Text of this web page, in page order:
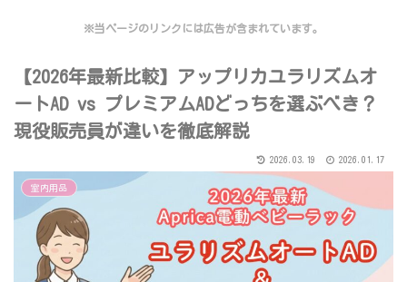
※当ページのリンクには広告が含まれています。
【2026年最新比較】アップリカユラリズムオ
ートAD vs プレミアムADどっちを選ぶべき？
現役販売員が違いを徹底解説
2026.03.19 2026.01.17
室内用品